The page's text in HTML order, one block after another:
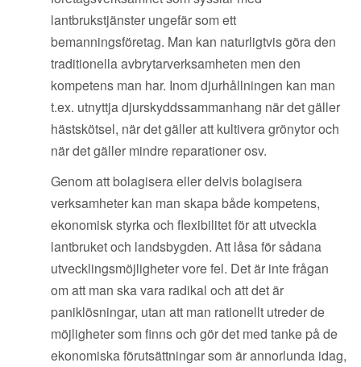
lantbrukstjänster ungefär som ett
bemanningsföretag. Man kan naturligtvis göra den
traditionella avbrytarverksamheten men den
kompetens man har. Inom djurhållningen kan man
t.ex. utnyttja djurskyddssammanhang när det gäller
hästskötsel, när det gäller att kultivera grönytor och
när det gäller mindre reparationer osv.
Genom att bolagisera eller delvis bolagisera
verksamheter kan man skapa både kompetens,
ekonomisk styrka och flexibilitet för att utveckla
lantbruket och landsbygden. Att låsa för sådana
utvecklingsmöjligheter vore fel. Det är inte frågan
om att man ska vara radikal och att det är
paniklösningar, utan att man rationellt utreder de
möjligheter som finns och gör det med tanke på de
ekonomiska förutsättningar som är annorlunda idag,